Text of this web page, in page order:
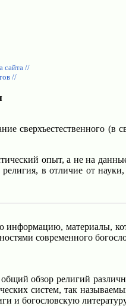
сайта //
//
сверхъестественного (в
опыт, а не на
в отличие от
материалы,
современного
обзор религий
систем, так
и богословскую